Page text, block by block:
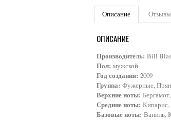
Описание
ОПИСАНИЕ
Производитель: Bill
Пол: мужской
Год создания: 2009
Группа: Фужерные,
Верхние ноты:
Средние ноты:
Базовые ноты: Ваниль,